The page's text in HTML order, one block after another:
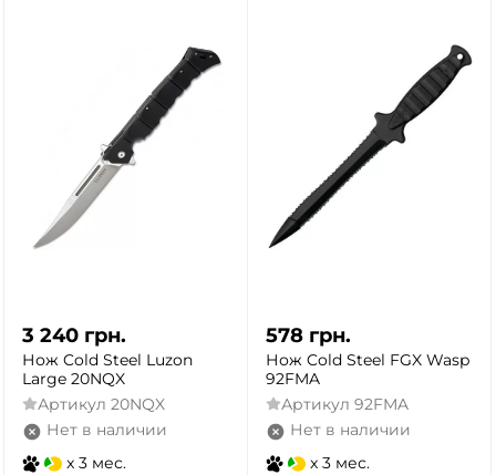
3 240 грн.
Нож Cold Steel Luzon
Large 20NQX
Артикул 20NQX
Нет в наличии
x 3 мес.
578 грн.
Нож Cold Steel FGX Wasp
92FMA
Артикул 92FMA
Нет в наличии
x 3 мес.